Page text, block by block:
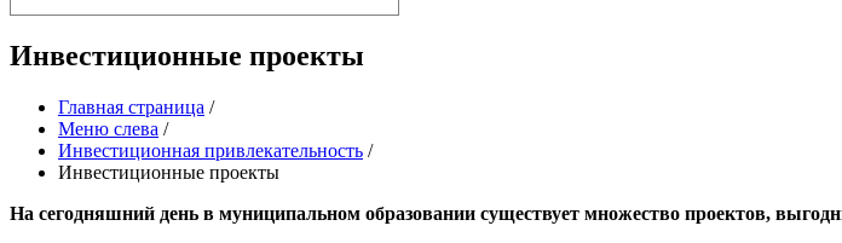
Инвестиционные проекты
Главная страница /
Меню слева /
Инвестиционная привлекательность /
Инвестиционные проекты
На сегодняшний день в муниципальном образовании существует множество проектов,